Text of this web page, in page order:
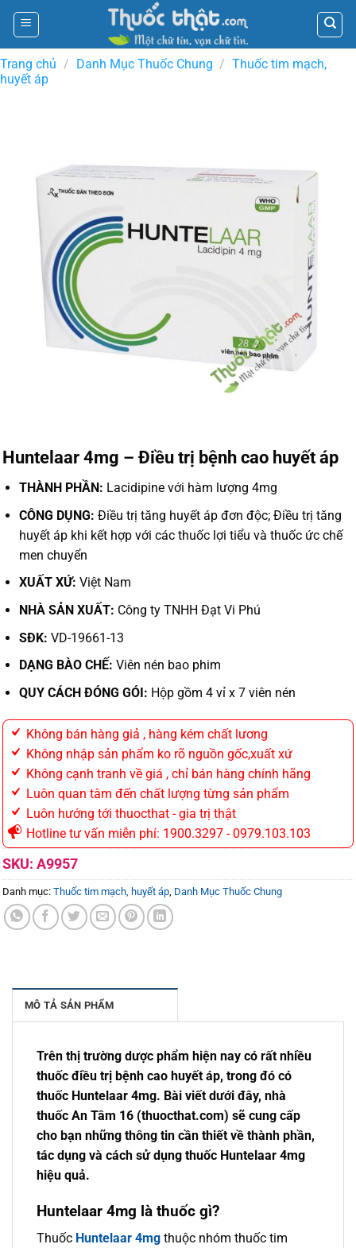
Skip
content
Trang chủ / Danh Mục Thuốc Chung / Thuốc tim mạch,
huyết áp
Huntelaar 4mg – Điều trị bệnh cao huyết áp
THÀNH PHẦN: Lacidipine với hàm lượng 4mg
CÔNG DỤNG: Điều trị tăng huyết áp đơn độc; Điều trị tăng
huyết áp khi kết hợp với các thuốc lợi tiểu và thuốc ức chế
men chuyển
XUẤT XỨ: Việt Nam
NHÀ SẢN XUẤT: Công ty TNHH Đạt Vi Phú
SĐK: VD-19661-13
DẠNG BÀO CHẾ: Viên nén bao phim
QUY CÁCH ĐÓNG GÓI: Hộp gồm 4 vỉ x 7 viên nén
Không bán hàng giả , hàng kém chất lương
Không nhập sản phẩm ko rõ nguồn gốc,xuất xứ
Không cạnh tranh về giá , chỉ bán hàng chính hãng
Luôn quan tâm đến chất lượng từng sản phẩm
Luôn hướng tới thuocthat - gia trị thật
Hotline tư vấn miễn phí: 1900.3297 - 0979.103.103
SKU: A9957
Danh mục: Thuốc tim mạch, huyết áp Danh Mục Thuốc Chung
MÔ TẢ SẢN PHẨM
Trên thị trường dược phẩm hiện nay có rất nhiều
thuốc điều trị bệnh cao huyết áp, trong đó có
thuốc Huntelaar 4mg. Bài viết dưới đây, nhà
thuốc An Tâm 16 (thuocthat.com) sẽ cung cấp
cho bạn những thông tin cần thiết về thành phần,
tác dụng và cách sử dụng thuốc Huntelaar 4mg
hiệu quả.
Huntelaar 4mg là thuốc gì?
Thuốc Huntelaar 4mg thuộc nhóm thuốc tim